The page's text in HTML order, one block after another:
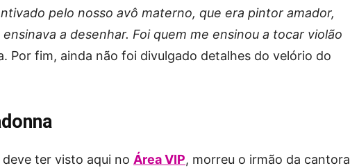
pelo nosso avô materno, que era pintor amador,
a desenhar. Foi quem me ensinou a tocar violão
Por fim, ainda não foi divulgado detalhes do velório do
ter visto aqui no Área VIP, morreu o irmão da cantora